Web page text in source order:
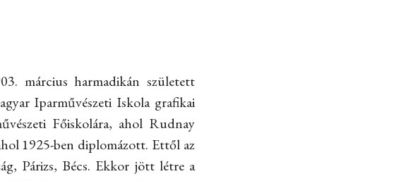
március harmadikán született
Iparművészeti Iskola grafikai
Főiskolára, ahol Rudnay
1925-ben diplomázott. Ettől az
Párizs, Bécs. Ekkor jött létre a